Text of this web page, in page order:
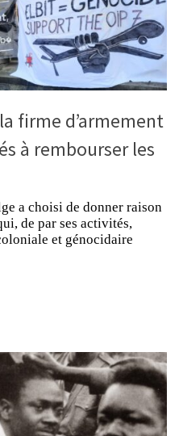
firme d’armement
à rembourser les
a choisi de donner raison
de par ses activités,
et génocidaire